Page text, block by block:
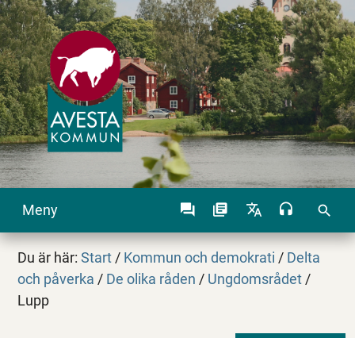
Meny search
Du är här:Start / Kommun och demokrati / Delta
och påverka / De olika råden / Ungdomsrådet /
Lupp